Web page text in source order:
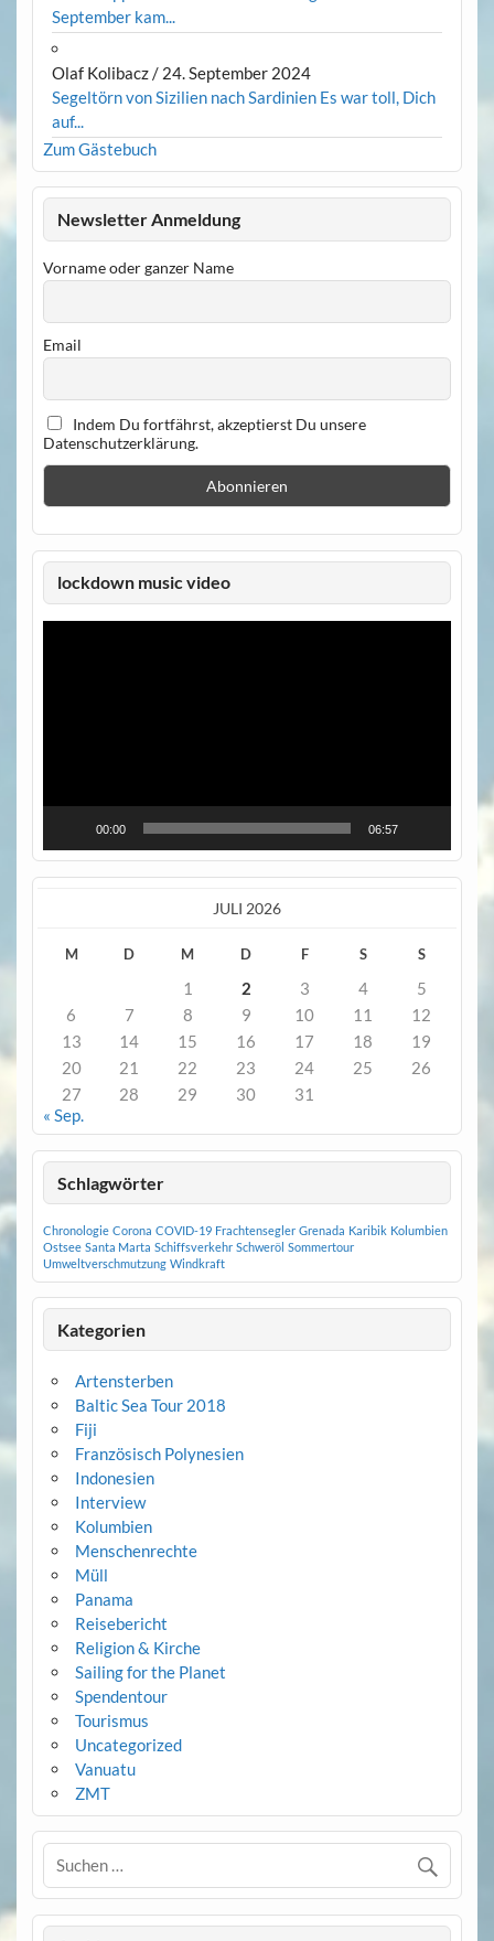
September kam...
Olaf Kolibacz/ 24. September 2024
Segeltörn von Sizilien nach Sardinien Es war toll, Dich
auf...
Zum Gästebuch
Newsletter Anmeldung
Vorname oder ganzer Name
Email
Indem Du fortfährst, akzeptierst Du unsere
Datenschutzerklärung.
lockdown music video
Video-
00:00 06:57
JULI 2026
M D M D F S S
1 2 3 4
5
6
7 8 9 10 11
12
13
14 15 16 17 18
19
20
21 22 23 24 25
26
27
28 29 30
31
« Sep.
Schlagwörter
Chronologie Corona COVID-19 Frachtensegler Grenada Karibik Kolumbien
Ostsee Santa Marta Schiffsverkehr Schweröl Sommertour
Umweltverschmutzung Windkraft
Kategorien
Artensterben
Baltic Sea Tour 2018
Fiji
Französisch Polynesien
Indonesien
Interview
Kolumbien
Menschenrechte
Müll
Panama
Reisebericht
Religion & Kirche
Sailing for the Planet
Spendentour
Tourismus
Uncategorized
Vanuatu
ZMT